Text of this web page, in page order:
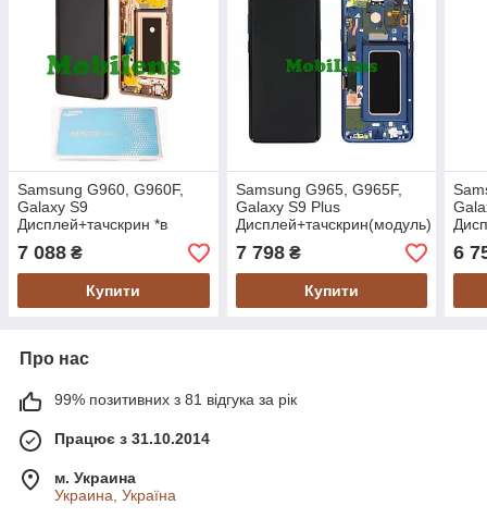
Samsung G960, G960F,
Galaxy S9
Дисплей+тачскрин *в
золотистій рамці Sunrise
Gold Original (AMOLED)
*Service
7 088 ₴
Купити
Samsung G965, G965F,
Galaxy S9 Plus
Дисплей+тачскрин(модуль)
*в синей рамке Coral Blue
Original (AMOLED) *Serv
7 798₴
Купити
*в
6
Про нас
99% позитивних з 81 відгука за рік
Працює з 31.10.2014
м. Украина
Украина, Україна